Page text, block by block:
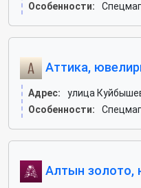
Особенности:
Аттика,
Адрес:
улица
Особенности:
Алтын золото,